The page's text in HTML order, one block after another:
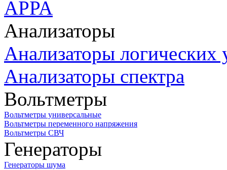
APPA
Анализаторы
Анализаторы логических
Анализаторы спектра
Вольтметры
Вольтметры универсальные
Вольтметры переменного напряжения
Вольтметры СВЧ
Генераторы
Генераторы шума